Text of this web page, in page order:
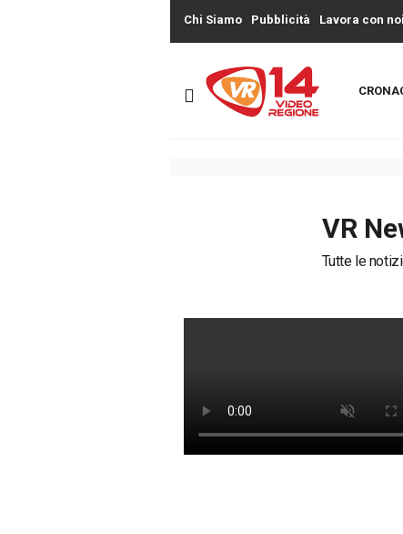
Chi Siamo Pubblicità Lavora con noi
VR
Tutte le